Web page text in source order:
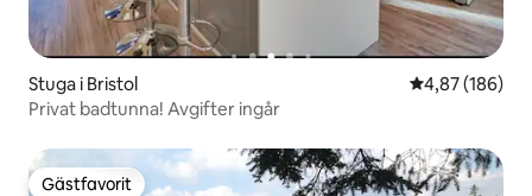
Stuga i Bristol 4,87 av 5 i
4,87 (186)
Privat badtunna! Avgifter ingår
Gästfavorit